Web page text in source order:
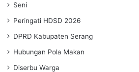
Seni
Peringati HDSD 2026
DPRD Kabupaten Serang
Hubungan Pola Makan
Diserbu Warga